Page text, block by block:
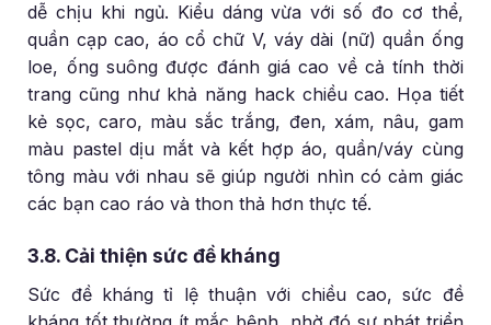
dễ chịu khi ngủ. Kiểu dáng vừa với số đo cơ thể,
quần cạp cao, áo cổ chữ V, váy dài (nữ) quần ống
loe, ống suông được đánh giá cao về cả tính thời
trang cũng như khả năng hack chiều cao. Họa tiết
kẻ sọc, caro, màu sắc trắng, đen, xám, nâu, gam
màu pastel dịu mắt và kết hợp áo, quần/váy cùng
tông màu với nhau sẽ giúp người nhìn có cảm giác
các bạn cao ráo và thon thả hơn thực tế.
3.8. Cải thiện sức đề kháng
Sức đề kháng tỉ lệ thuận với chiều cao, sức đề